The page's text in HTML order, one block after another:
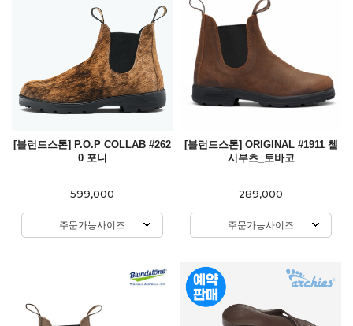
[블런드스톤] P.O.P COLLAB #262
0 포니
599,000
주문가능사이즈
[블런드스톤] ORIGINAL #1911 첼
시부츠_토바코
289,000
주문가능사이즈